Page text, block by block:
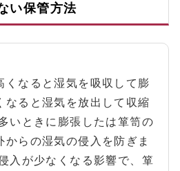
い保管方法
くなると湿気を吸収して膨
なると湿気を放出して収縮
いときに膨張したは箪笥の
からの湿気の侵入を防ぎま
入が少なくなる影響で、箪